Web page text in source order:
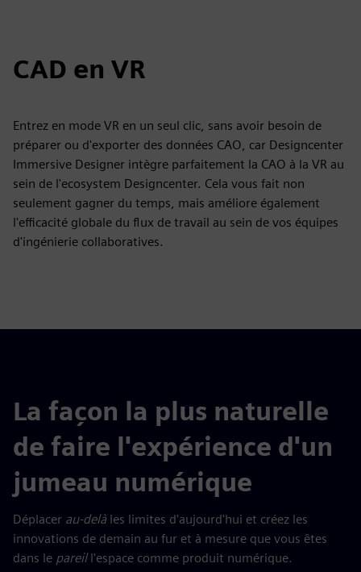
CAD en VR
Entrez en mode VR en un seul clic, sans avoir besoin de
préparer ou d'exporter des données CAO, car Designcenter
Immersive Designer intègre parfaitement la CAO à la VR au
sein de l'ecosystem Designcenter. Cela vous fait non
seulement gagner du temps, mais améliore également
l'efficacité globale du flux de travail au sein de vos équipes
d'ingénierie collaboratives.
La façon la plus naturelle
de faire l'expérience d'un
jumeau numérique
Déplacer au-delà les limites d'aujourd'hui et créez les
innovations de demain au fur et à mesure que vous êtes
dans le pareill'espace comme produit numérique.